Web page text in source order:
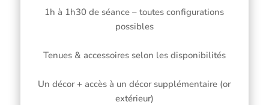
1h à 1h30 de séance – toutes configurations
possibles
Tenues & accessoires selon les disponibilités
Un décor + accès à un décor supplémentaire (or
extérieur)